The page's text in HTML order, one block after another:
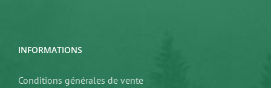
INFORMATIONS
Conditions générales de vente